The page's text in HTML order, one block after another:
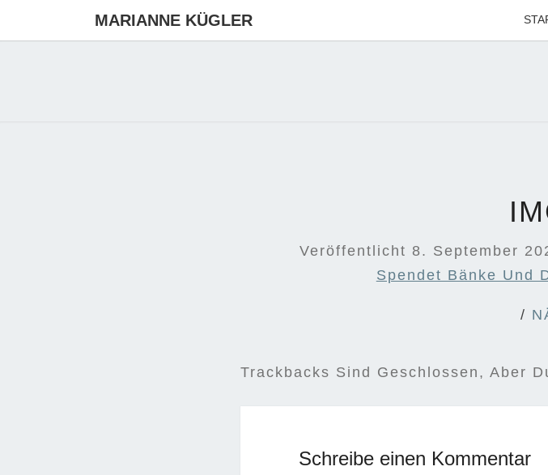
MARIANNE KÜGLER
Veröffentlicht8. September
Spendet Bänke Und
/
Trackbacks Sind Geschlossen, Aber
Schreibe einen Kommentar